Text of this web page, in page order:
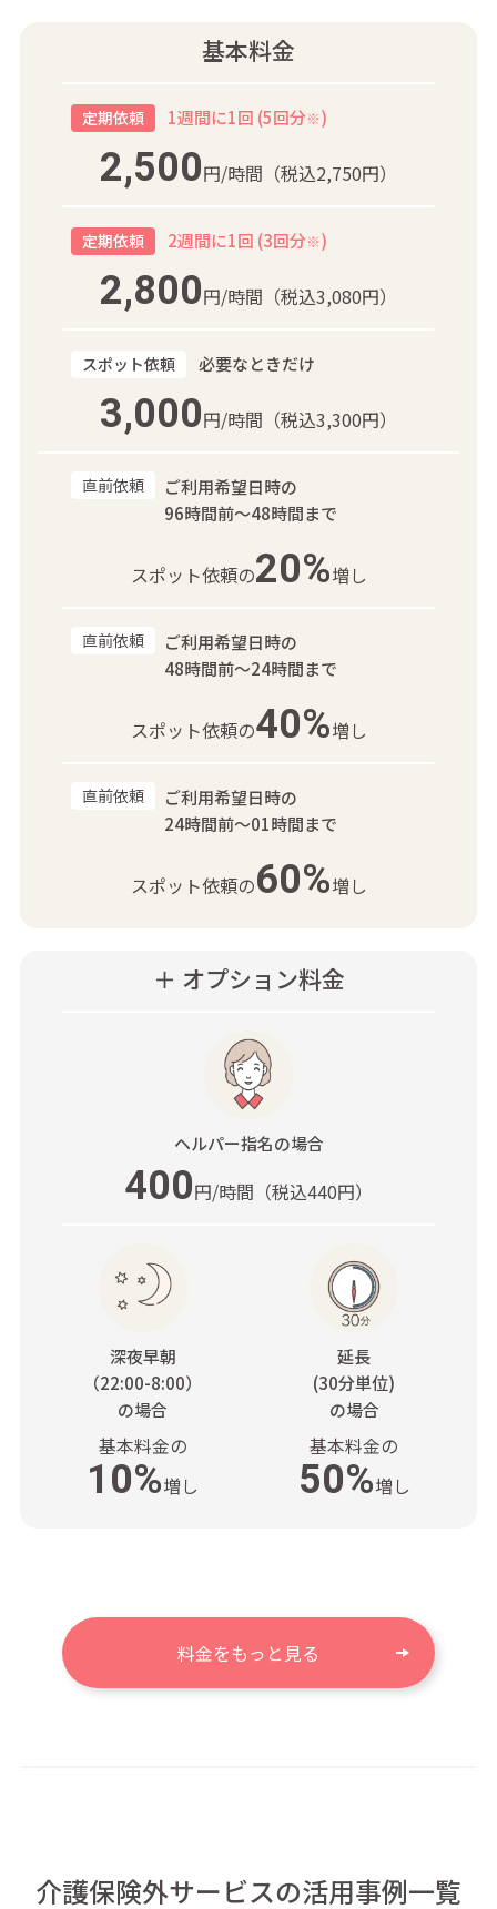
基本料金
定期依頼 1週間に1回 (5回分※)
2,500円/時間 （税込2,750円）
定期依頼 2週間に1回 (3回分※)
2,800円/時間 （税込3,080円）
スポット依頼 必要なときだけ
3,000円/時間 （税込3,300円）
直前依頼
ご利用希望日時の
96時間前～48時間まで
スポット依頼の20%増し
直前依頼
ご利用希望日時の
48時間前～24時間まで
スポット依頼の40%増し
直前依頼
ご利用希望日時の
24時間前～01時間まで
スポット依頼の60%増し
＋ オプション料金
ヘルパー指名の場合
400円/時間 （税込440円）
深夜早朝
（22:00-8:00）
の場合
基本料金の
10%増し
延長
(30分単位)
の場合
基本料金の
50%増し
料金をもっと見る
介護保険外サービスの活用事例一覧